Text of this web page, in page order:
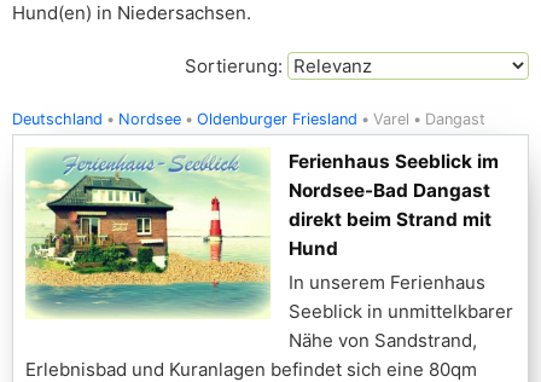
Hund(en) in Niedersachsen.
Sortierung:
Deutschland Nordsee Oldenburger Friesland Varel Dangast
Ferienhaus Seeblick im
Nordsee-Bad Dangast
direkt beim Strand mit
Hund
In unserem Ferienhaus
Seeblick in unmittelkbarer
Nähe von Sandstrand,
Erlebnisbad und Kuranlagen befindet sich eine 80qm